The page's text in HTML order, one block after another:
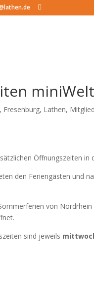
, Fresenburg, Lathen,
Öffnungszeiten in
den Feriengästen und
von
sind jeweils